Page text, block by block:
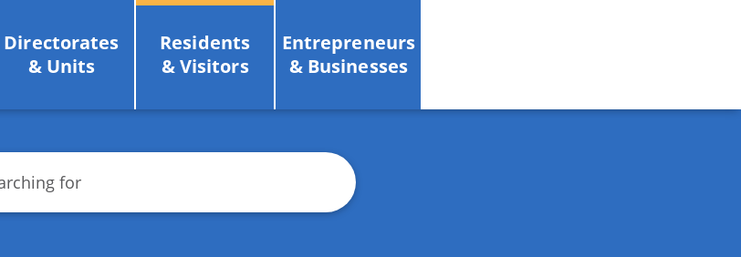
Directorates
& Units
Residents
& Visitors
Entrepreneurs
& Businesses